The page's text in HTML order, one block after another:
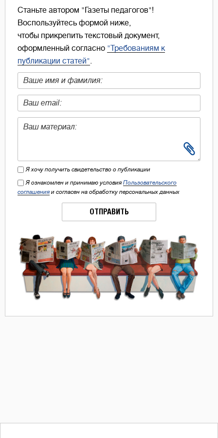
Станьте автором "Газеты педагогов"!
Воспользуйтесь формой ниже,
чтобы прикрепить текстовый документ,
оформленный согласно "Требованиям к
публикации статей".
Я хочу получить свидетельство о публикации
Я ознакомлен и принимаю условия Пользовательского
соглашения и согласен на обработку персональных данных
ОТПРАВИТЬ